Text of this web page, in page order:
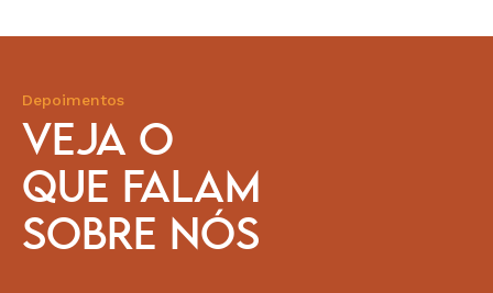
Depoimentos
VEJA O
QUE FALAM
SOBRE NÓS